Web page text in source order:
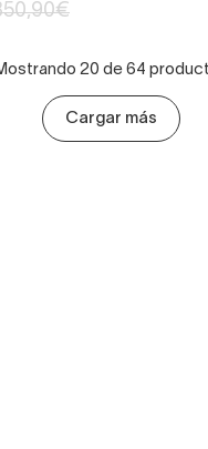
20 de 64
Cargar más